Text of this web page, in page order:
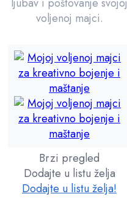
voljenoj majci.
Brzi pregled
Dodajte u listu želja
Dodajte u listu želja!